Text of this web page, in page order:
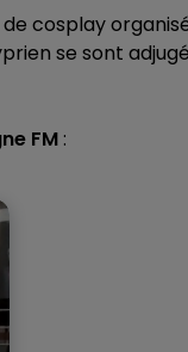
16h00 - 20h00
cosplay
se sont
FM :